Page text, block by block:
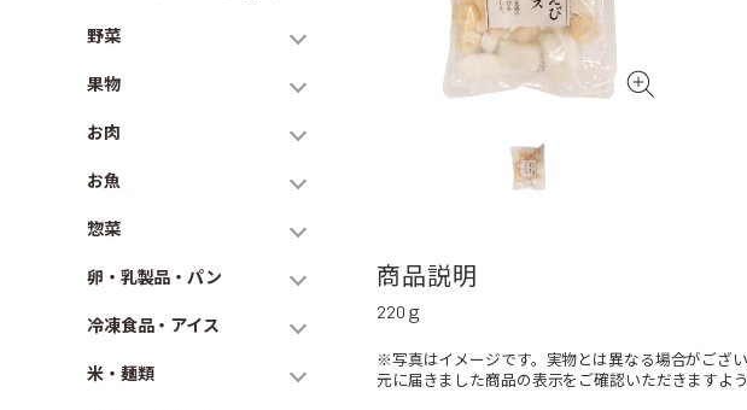
野菜
果物
お肉
お魚
惣菜
卵・乳製品・パン
冷凍食品・アイス
米・麺類
商品説明
220ｇ
※写真はイメージです。実物とは異なる場合がござ
元に届きました商品の表示をご確認いただきますよう